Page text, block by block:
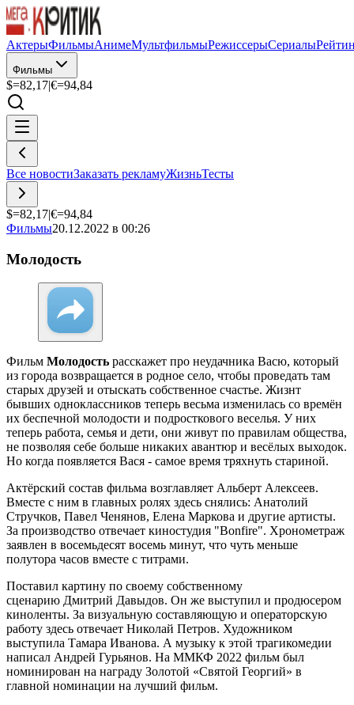
АктерыФильмыАнимеМультфильмыРежиссерыСериалы
Фильмы
$=82,17|€=94,84
Все новостиЗаказать рекламуЖизньТесты
$=82,17|€=94,84
Фильмы20.12.2022 в 00:26
Молодость
Фильм Молодость расскажет про неудачника Васю, который
из города возвращается в родное село, чтобы проведать там
старых друзей и отыскать собственное счастье. Жизнт
бывших одноклассников теперь весьма изменилась со времён
их беспечной молодости и подросткового веселья. У них
теперь работа, семья и дети, они живут по правилам общества,
не позволяя себе больше никаких авантюр и весёлых выходок.
Но когда появляется Вася - самое время тряхнуть стариной.
Актёрский состав фильма возглавляет Альберт Алексеев.
Вместе с ним в главных ролях здесь снялись: Анатолий
Стручков, Павел Ченянов, Елена Маркова и другие артисты.
За производство отвечает киностудия "Bonfire". Хронометраж
заявлен в восемьдесят восемь минут, что чуть меньше
полутора часов вместе с титрами.
Поставил картину по своему собственному
сценарию Дмитрий Давыдов. Он же выступил и продюсером
киноленты. За визуальную составляющую и операторскую
работу здесь отвечает Николай Петров. Художником
выступила Тамара Иванова. А музыку к этой трагикомедии
написал Андрей Гурьянов. На ММКФ 2022 фильм был
номинирован на награду Золотой «Святой Георгий» в
главной номинации на лучший фильм.